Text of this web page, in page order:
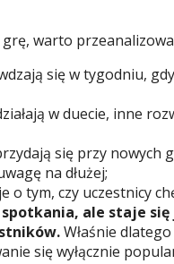
warto
się w tygodniu,
w duecie, inne
się przy nowych
na dłużej;
o tym, czy uczestnicy
ale staje
Właśnie
się wyłącznie